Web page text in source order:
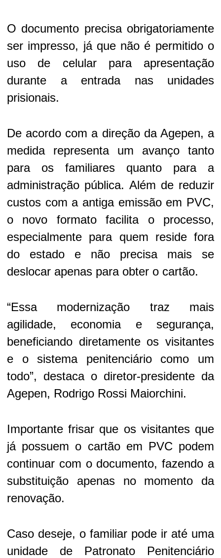
O documento precisa obrigatoriamente
ser impresso, já que não é permitido o
uso de celular para apresentação
durante a entrada nas unidades
prisionais.
De acordo com a direção da Agepen, a
medida representa um avanço tanto
para os familiares quanto para a
administração pública. Além de reduzir
custos com a antiga emissão em PVC,
o novo formato facilita o processo,
especialmente para quem reside fora
do estado e não precisa mais se
deslocar apenas para obter o cartão.
“Essa modernização traz mais
agilidade, economia e segurança,
beneficiando diretamente os visitantes
e o sistema penitenciário como um
todo”, destaca o diretor-presidente da
Agepen, Rodrigo Rossi Maiorchini.
Importante frisar que os visitantes que
já possuem o cartão em PVC podem
continuar com o documento, fazendo a
substituição apenas no momento da
renovação.
Caso deseje, o familiar pode ir até uma
unidade de Patronato Penitenciário